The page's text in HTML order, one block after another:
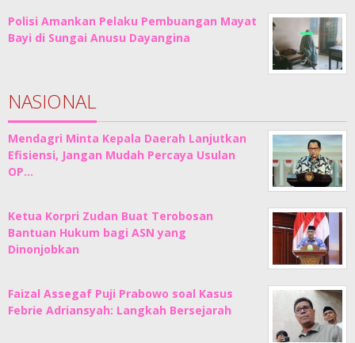
Polisi Amankan Pelaku Pembuangan Mayat
Bayi di Sungai Anusu Dayangina
NASIONAL
Mendagri Minta Kepala Daerah Lanjutkan
Efisiensi, Jangan Mudah Percaya Usulan
OP…
Ketua Korpri Zudan Buat Terobosan
Bantuan Hukum bagi ASN yang
Dinonjobkan
Faizal Assegaf Puji Prabowo soal Kasus
Febrie Adriansyah: Langkah Bersejarah